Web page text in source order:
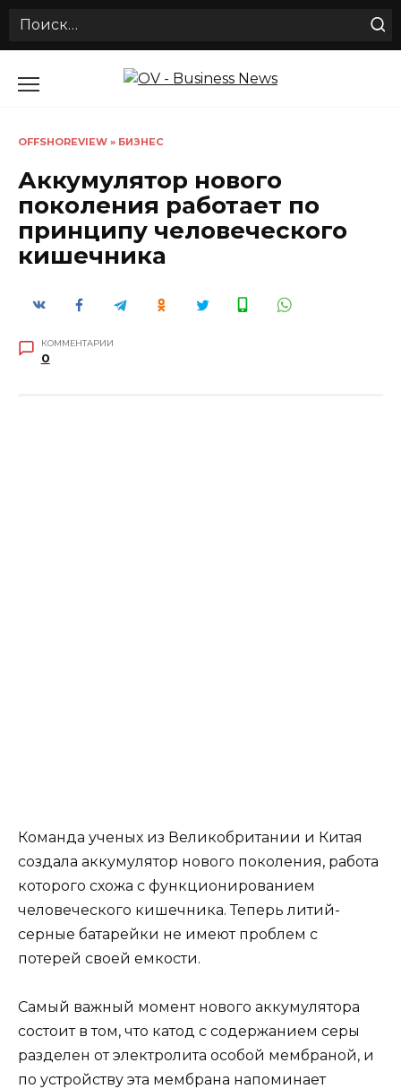
Search
OFFSHOREVIEW » БИЗНЕС
Аккумулятор нового
поколения работает по
принципу человеческого
кишечника
КОММЕНТАРИИ
0
Команда ученых из Великобритании и Китая
создала аккумулятор нового поколения, работа
которого схожа с функционированием
человеческого кишечника. Теперь литий-
серные батарейки не имеют проблем с
потерей своей емкости.
Самый важный момент нового аккумулятора
состоит в том, что катод с содержанием серы
разделен от электролита особой мембраной, и
по устройству эта мембрана напоминает